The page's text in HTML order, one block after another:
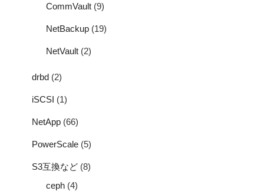
CommVault (9)
NetBackup (19)
NetVault (2)
drbd (2)
iSCSI (1)
NetApp (66)
PowerScale (5)
S3互換など (8)
ceph (4)